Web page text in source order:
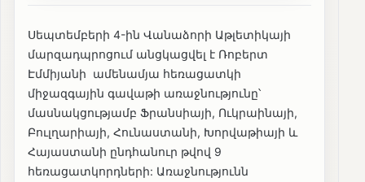
Սեպտեմբերի 4-ին Վանաձորի Աթլետիկայի
մարզադպրոցում անցկացվել է Ռոբերտ
Էմմիյանի ամենամյա հեռացատկի
միջազգային գավաթի առաջնությունը՝
մասնակցությամբ Ֆրանսիայի, Ուկրաինայի,
Բուլղարիայի, Հունաստանի, Խորվաթիայի և
Հայաստանի ընդհանուր թվով 9
հեռացատկորդների: Առաջնությունն